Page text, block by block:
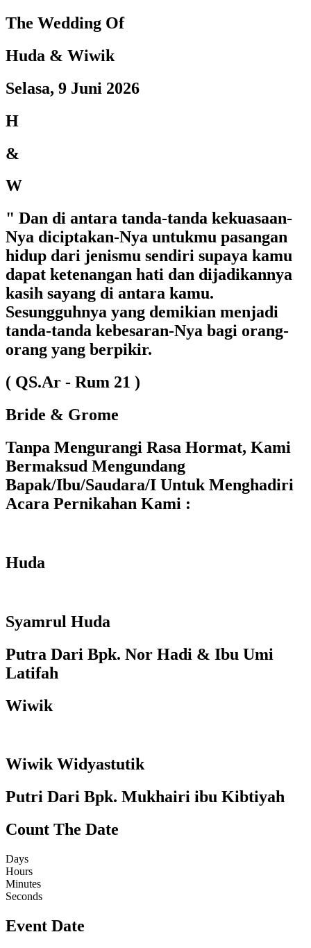
The Wedding Of
Huda & Wiwik
Selasa, 9 Juni 2026
H
&
W
" Dan di antara tanda-tanda kekuasaan-
Nya diciptakan-Nya untukmu pasangan
hidup dari jenismu sendiri supaya kamu
dapat ketenangan hati dan dijadikannya
kasih sayang di antara kamu.
Sesungguhnya yang demikian menjadi
tanda-tanda kebesaran-Nya bagi orang-
orang yang berpikir.
( QS.Ar - Rum 21 )
Bride & Grome
Tanpa Mengurangi Rasa Hormat, Kami
Bermaksud Mengundang
Bapak/Ibu/Saudara/I Untuk Menghadiri
Acara Pernikahan Kami :
Huda
Syamrul Huda
Putra Dari Bpk. Nor Hadi & Ibu Umi
Latifah
Wiwik
Wiwik Widyastutik
Putri Dari Bpk. Mukhairi ibu Kibtiyah
Count The Date
Days
Hours
Minutes
Seconds
Event Date